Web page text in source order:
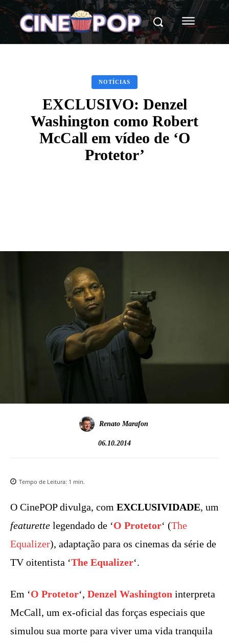
NOTÍCIAS
EXCLUSIVO: Denzel
Washington como Robert
McCall em vídeo de ‘O
Protetor’
Renato Marafon
06.10.2014
Tempo de Leitura: 1 min.
O CinePOP divulga, com EXCLUSIVIDADE, um
featurette legendado de ‘O Protetor‘ (The
Equalizer), adaptação para os cinemas da série de
TV oitentista ‘The Equalizer‘.
Em ‘O Protetor‘, Denzel Washington interpreta
McCall, um ex-oficial das forças especiais que
simulou sua morte para viver uma vida tranquila